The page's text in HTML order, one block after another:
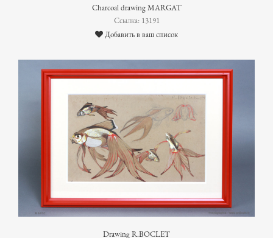
Charcoal drawing MARGAT
Ссылка: 13191
Добавить в ваш список
Drawing R.BOCLET